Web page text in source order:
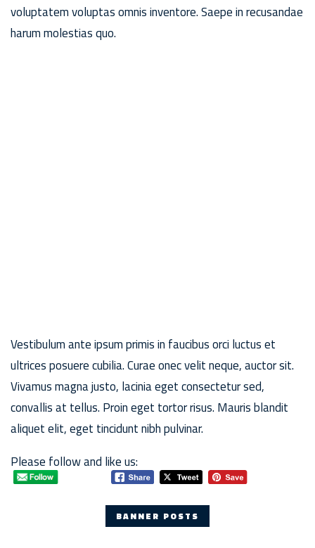
voluptatem voluptas omnis inventore. Saepe in recusandae
harum molestias quo.
Vestibulum ante ipsum primis in faucibus orci luctus et
ultrices posuere cubilia. Curae onec velit neque, auctor sit.
Vivamus magna justo, lacinia eget consectetur sed,
convallis at tellus. Proin eget tortor risus. Mauris blandit
aliquet elit, eget tincidunt nibh pulvinar.
Please follow and like us:
BANNER POSTS